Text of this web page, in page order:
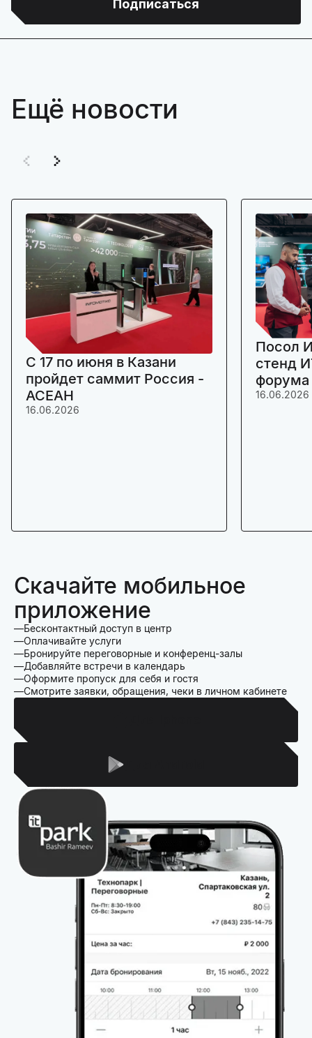
Подписаться
Ещё новости
C 17 по июня в Казани
пройдет саммит Россия -
АСЕАН
16.06.2026
Посол
стенд
16.06.2026
Скачайте мобильное
приложение
Бесконтактный доступ в центр
Оплачивайте услуги
Бронируйте переговорные и конференц-залы
Добавляйте встречи в календарь
Оформите пропуск для себя и гостя
Смотрите заявки, обращения, чеки в личном кабинете